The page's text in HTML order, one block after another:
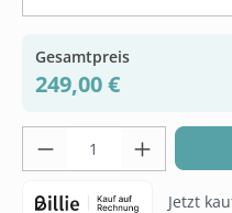
Gesamtpreis
249,00 €
Produkt Anzahl:
Jetzt